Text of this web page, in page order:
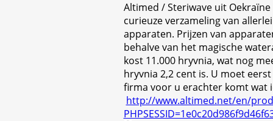
Altimed / Steriwave uit
curieuze verzameling van
apparaten. Prijzen van
behalve van het magische
kost 11.000 hryvnia, wat nog
hryvnia 2,2 cent is. U moet
firma voor u erachter komt wat
http://www.altimed.net/en/